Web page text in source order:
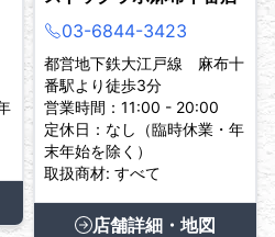
03-6844-3423
都営地下鉄大江戸線 麻布十
番駅より徒歩3分
営業時間：11:00 - 20:00
定休日：なし（臨時休業・年
末年始を除く）
取扱商材: すべて
店舗詳細・地図